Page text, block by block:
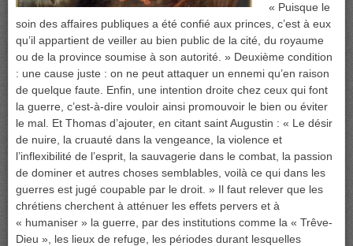
« Puisque le
soin des affaires publiques a été confié aux princes, c’est à eux
qu’il appartient de veiller au bien public de la cité, du royaume
ou de la province soumise à son autorité. » Deuxième condition
: une cause juste : on ne peut attaquer un ennemi qu’en raison
de quelque faute. Enfin, une intention droite chez ceux qui font
la guerre, c’est-à-dire vouloir ainsi promouvoir le bien ou éviter
le mal. Et Thomas d’ajouter, en citant saint Augustin : « Le désir
de nuire, la cruauté dans la vengeance, la violence et
l’inflexibilité de l’esprit, la sauvagerie dans le combat, la passion
de dominer et autres choses semblables, voilà ce qui dans les
guerres est jugé coupable par le droit. » Il faut relever que les
chrétiens cherchent à atténuer les effets pervers et à
« humaniser » la guerre, par des institutions comme la « Trêve-
Dieu », les lieux de refuge, les périodes durant lesquelles